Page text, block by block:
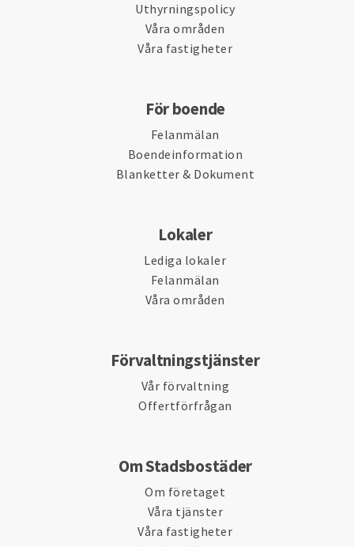
Uthyrningspolicy
Våra områden
Våra fastigheter
För boende
Felanmälan
Boendeinformation
Blanketter & Dokument
Lokaler
Lediga lokaler
Felanmälan
Våra områden
Förvaltningstjänster
Vår förvaltning
Offertförfrågan
Om Stadsbostäder
Om företaget
Våra tjänster
Våra fastigheter